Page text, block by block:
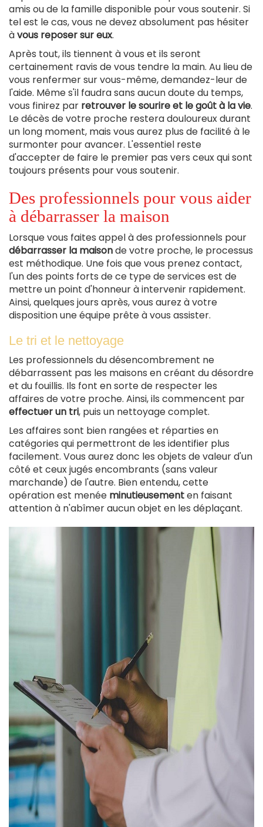
amis ou de la famille disponible pour vous soutenir. Si
tel est le cas, vous ne devez absolument pas hésiter
àvous reposer sur eux.
Après tout, ils tiennent à vous et ils seront
certainement ravis de vous tendre la main. Au lieu de
vous renfermer sur vous-même, demandez-leur de
l'aide. Même s'il faudra sans aucun doute du temps,
vous finirez par retrouver le sourire et le goût à la vie.
Le décès de votre proche restera douloureux durant
un long moment, mais vous aurez plus de facilité à le
surmonter pour avancer. L'essentiel reste
d'accepter de faire le premier pas vers ceux qui sont
toujours présents pour vous soutenir.
Des professionnels pour vous aider
à débarrasser la maison
Lorsque vous faites appel à des professionnels pour
débarrasser la maisonde votre proche, le processus
est méthodique. Une fois que vous prenez contact,
l'un des points forts de ce type de services est de
mettre un point d'honneur à intervenir rapidement.
Ainsi, quelques jours après, vous aurez à votre
disposition une équipe prête à vous assister.
Le tri et le nettoyage
Les professionnels du désencombrement ne
débarrassent pas les maisons en créant du désordre
et du fouillis. Ils font en sorte de respecter les
affaires de votre proche. Ainsi, ils commencent par
effectuer un tri, puis un nettoyage complet.
Les affaires sont bien rangées et réparties en
catégories qui permettront de les identifier plus
facilement. Vous aurez donc les objets de valeur d'un
côté et ceux jugés encombrants (sans valeur
marchande) de l'autre. Bien entendu, cette
opération est menée minutieusementen faisant
attention à n'abîmer aucun objet en les déplaçant.